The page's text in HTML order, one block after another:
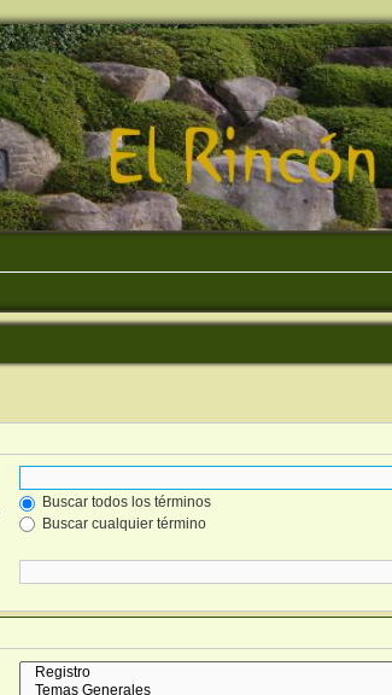
Buscar todos los términos
Buscar cualquier término